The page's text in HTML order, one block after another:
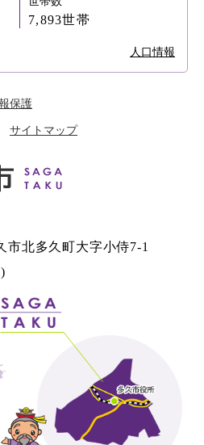
7,893世帯
人口情報
保護
サイトマップ
北多久町大字小侍7-1